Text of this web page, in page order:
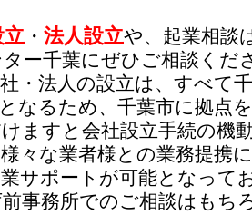
立 ・ 法人設立や、起業相談
ー千葉にぜひご相談くだ
・法人の設立は、すべて
となるため、千葉市に拠点
ますと会社設立手続の機
々な業者様との業務提携
サポートが可能となって
事務所でのご相談はもち